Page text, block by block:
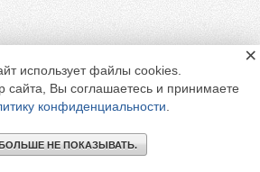
использует файлы cookies.
сайта, Вы соглашаетесь и принимаете
конфиденциальности
НЕ ПОКАЗЫВАТЬ.
×